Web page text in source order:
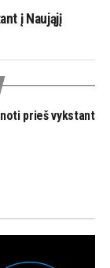
į Naująjį
prieš vykstant